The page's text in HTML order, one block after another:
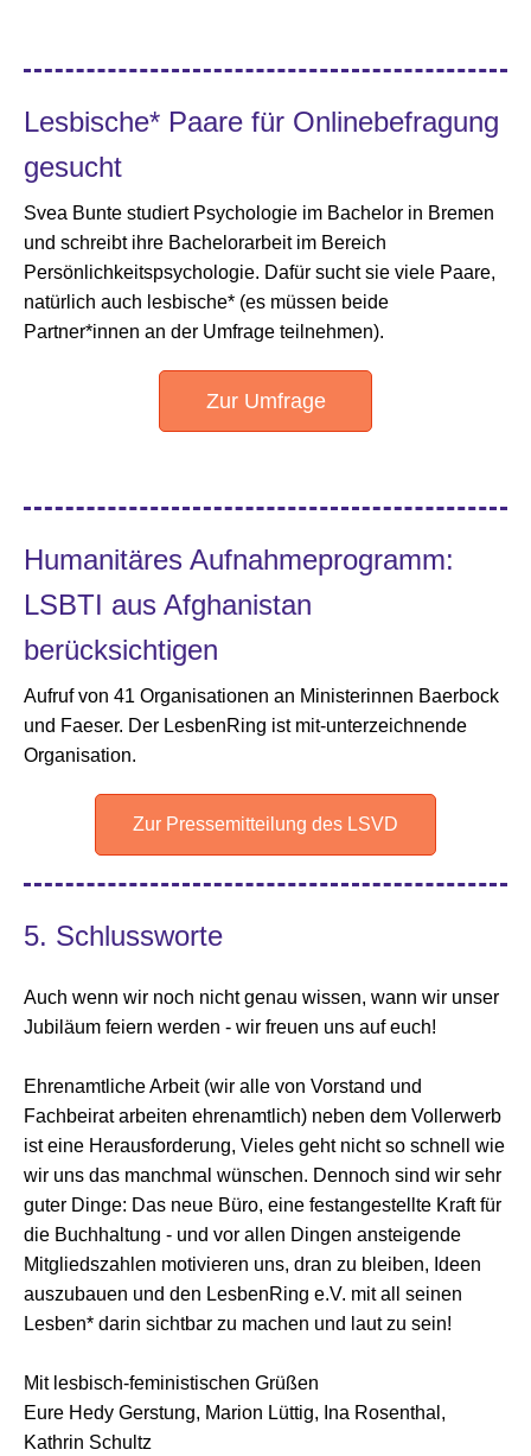
Lesbische* Paare für Onlinebefragung
gesucht
Svea Bunte studiert Psychologie im Bachelor in Bremen
und schreibt ihre Bachelorarbeit im Bereich
Persönlichkeitspsychologie. Dafür sucht sie viele Paare,
natürlich auch lesbische* (es müssen beide
Partner*innen an der Umfrage teilnehmen).
Zur Umfrage
Humanitäres Aufnahmeprogramm:
LSBTI aus Afghanistan
berücksichtigen
Aufruf von 41 Organisationen an Ministerinnen Baerbock
und Faeser. Der LesbenRing ist mit-unterzeichnende
Organisation.
Zur Pressemitteilung des LSVD
5. Schlussworte
Auch wenn wir noch nicht genau wissen, wann wir unser
Jubiläum feiern werden - wir freuen uns auf euch!
Ehrenamtliche Arbeit (wir alle von Vorstand und
Fachbeirat arbeiten ehrenamtlich) neben dem Vollerwerb
ist eine Herausforderung, Vieles geht nicht so schnell wie
wir uns das manchmal wünschen. Dennoch sind wir sehr
guter Dinge: Das neue Büro, eine festangestellte Kraft für
die Buchhaltung - und vor allen Dingen ansteigende
Mitgliedszahlen motivieren uns, dran zu bleiben, Ideen
auszubauen und den LesbenRing e.V. mit all seinen
Lesben* darin sichtbar zu machen und laut zu sein!
Mit lesbisch-feministischen Grüßen
Eure Hedy Gerstung, Marion Lüttig, Ina Rosenthal,
Kathrin Schultz